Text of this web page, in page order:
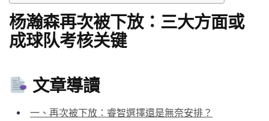
杨瀚森再次被下放：三大方面或
成球队考核关键
文章導讀
一、再次被下放：睿智選擇還是無奈安排？